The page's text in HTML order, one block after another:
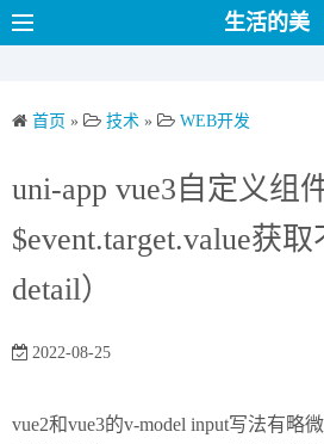
k
生活的美
首页 » 技术 » WEB开发
uni-app vue3自定义组
$event.target.value获
detail）
2022-08-25
vue2和vue3的v-model input写法有略